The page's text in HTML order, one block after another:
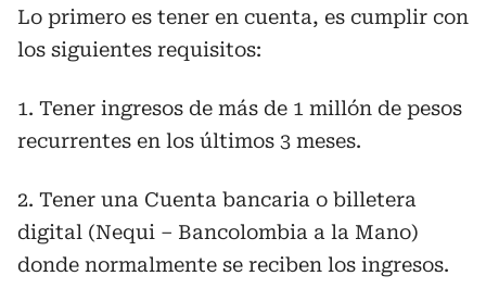
Lo primero es tener en cuenta, es cumplir con
los siguientes requisitos:
1. Tener ingresos de más de 1 millón de pesos
recurrentes en los últimos 3 meses.
2. Tener una Cuenta bancaria o billetera
digital (Nequi – Bancolombia a la Mano)
donde normalmente se reciben los ingresos.